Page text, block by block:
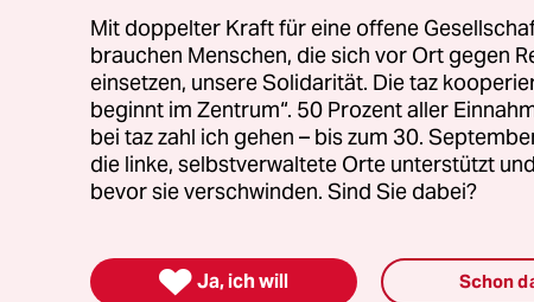
sollen nach Schätzungen der Regierung
jährlich einbringen. Damit will Madrid die
stützen. Die Abgaben sollten „das
neue wirtschaftliche Realität anpassen“, erklärte
Jesús Montero. Sie seien der erste Schritt hin
Mit doppelter Kraft für eine offene
brauchen Menschen, die sich vor Ort gegen
einsetzen, unsere Solidarität. Die taz
beginnt im Zentrum“. 50 Prozent aller
bei taz zahl ich gehen – bis zum 30.
die linke, selbstverwaltete Orte unterstützt
bevor sie verschwinden. Sind Sie dabei?
 Ja, ich will Schon